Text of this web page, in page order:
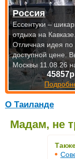
О Таиланде
Мадам, не
45857р
Россия
Ессентуки –
отдыха на Кавказе.
Отличная идея по
доступной цене.
Москвы 11.08.26